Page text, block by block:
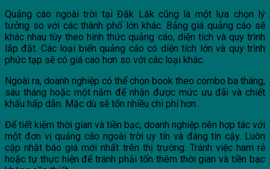
Quảng cáo ngoài trời tại Đăk Lăk cũng là một lựa chọn lý
tưởng so với các thành phố lớn khác. Bảng giá quảng cáo sẽ
khác nhau tùy theo hình thức quảng cáo, diện tích và quy trình
lắp đặt. Các loại biển quảng cáo có diện tích lớn và quy trình
phức tạp sẽ có giá cao hơn so với các loại khác.
Ngoài ra, doanh nghiệp có thể chọn book theo combo ba tháng,
sáu tháng hoặc một năm để nhận được mức ưu đãi và chiết
khấu hấp dẫn. Mặc dù sẽ tốn nhiều chi phí hơn.
Để tiết kiệm thời gian và tiền bạc, doanh nghiệp nên hợp tác với
một đơn vị quảng cáo ngoài trời uy tín và đáng tin cậy. Luôn
cập nhật báo giá mới nhất trên thị trường. Tránh việc ham rẻ
hoặc tự thực hiện để tránh phải tốn thêm thời gian và tiền bạc